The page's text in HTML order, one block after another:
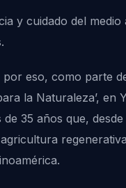
y cuidado del medio
eso, como parte
la Naturaleza’, en
35 años que,